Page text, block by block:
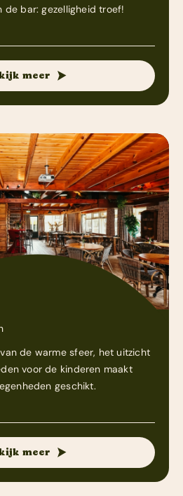
bar: gezelligheid troef!
meer
de warme sfeer, het uitzicht
voor de kinderen maakt
geschikt.
meer